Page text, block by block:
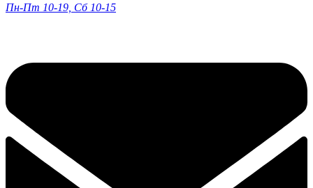
Пн-Пт 10-19, Сб 10-15